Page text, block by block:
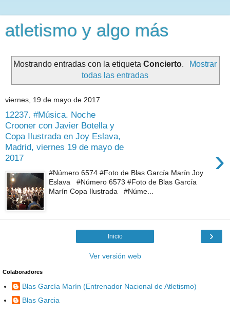
atletismo y algo más
Mostrando entradas con la etiquetaConcierto.
Mostrar
todas las entradas
viernes, 19 de mayo de 2017
12237. #Música. Noche
Crooner con Javier Botella y
Copa Ilustrada en Joy Eslava,
Madrid, viernes 19 de mayo de
2017
›
#Número 6574 #Foto de Blas García Marín Joy
Eslava #Número 6573 #Foto de Blas García
Marín Copa Ilustrada #Núme...
›
Inicio
Ver versión web
Colaboradores
Blas García Marín (Entrenador Nacional de Atletismo)
Blas Garcia